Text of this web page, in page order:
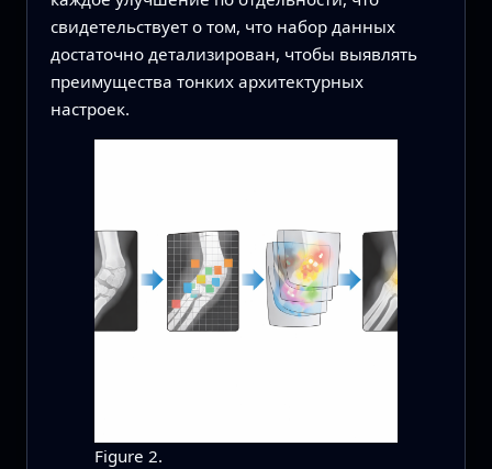
свидетельствует о том, что набор данных
достаточно детализирован, чтобы выявлять
преимущества тонких архитектурных
настроек.
Figure 2.